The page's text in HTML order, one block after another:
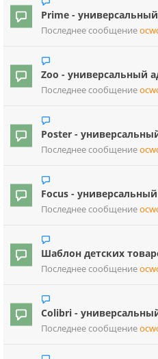
Prime -
Последнее сообщение
Zoo - универсальный
Последнее сообщение
Poster -
Последнее сообщение
Focus -
Последнее сообщение
Шаблон детских
Последнее сообщение
Colibri -
Последнее сообщение